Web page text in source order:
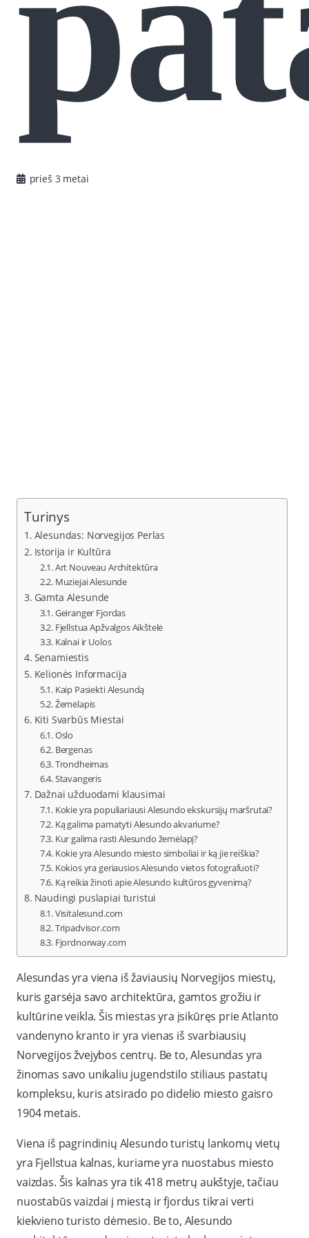
prieš 3 metai
Turinys
Alesundas: Norvegijos Perlas
Istorija ir Kultūra
Art Nouveau Architektūra
Muziejai Alesunde
Gamta Alesunde
Geiranger Fjordas
Fjellstua Apžvalgos Aikštelė
Kalnai ir Uolos
Senamiestis
Kelionės Informacija
Kaip Pasiekti Alesundą
Žemėlapis
Kiti Svarbūs Miestai
Oslo
Bergenas
Trondheimas
Stavangeris
Dažnai užduodami klausimai
Kokie yra populiariausi Alesundo ekskursijų maršrutai?
Ką galima pamatyti Alesundo akvariume?
Kur galima rasti Alesundo žemėlapį?
Kokie yra Alesundo miesto simboliai ir ką jie reiškia?
Kokios yra geriausios Alesundo vietos fotografuoti?
Ką reikia žinoti apie Alesundo kultūros gyvenimą?
Naudingi puslapiai turistui
Visitalesund.com
Tripadvisor.com
Fjordnorway.com
Alesundas yra viena iš žaviausių Norvegijos miestų,
kuris garsėja savo architektūra, gamtos grožiu ir
kultūrine veikla. Šis miestas yra įsikūręs prie Atlanto
vandenyno kranto ir yra vienas iš svarbiausių
Norvegijos žvejybos centrų. Be to, Alesundas yra
žinomas savo unikaliu jugendstilo stiliaus pastatų
kompleksu, kuris atsirado po didelio miesto gaisro
1904 metais.
Viena iš pagrindinių Alesundo turistų lankomų vietų
yra Fjellstua kalnas, kuriame yra nuostabus miesto
vaizdas. Šis kalnas yra tik 418 metrų aukštyje, tačiau
nuostabūs vaizdai į miestą ir fjordus tikrai verti
kiekvieno turisto dėmesio. Be to, Alesundo